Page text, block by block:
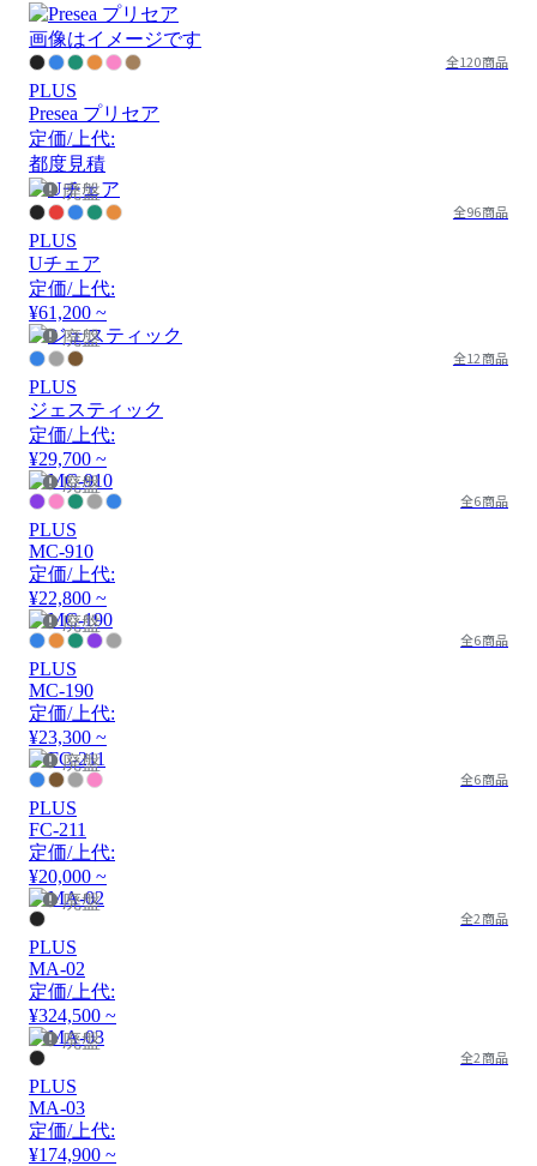
画像はイメージです
全120商品
PLUS
Presea プリセア
定価/上代:
都度見積
廃盤
全96商品
PLUS
Uチェア
定価/上代:
¥61,200 ~
廃盤
全12商品
PLUS
ジェスティック
定価/上代:
¥29,700 ~
廃盤
全6商品
PLUS
MC-910
定価/上代:
¥22,800 ~
廃盤
全6商品
PLUS
MC-190
定価/上代:
¥23,300 ~
廃盤
全6商品
PLUS
FC-211
定価/上代:
¥20,000 ~
廃盤
全2商品
PLUS
MA-02
定価/上代:
¥324,500 ~
廃盤
全2商品
PLUS
MA-03
定価/上代:
¥174,900 ~